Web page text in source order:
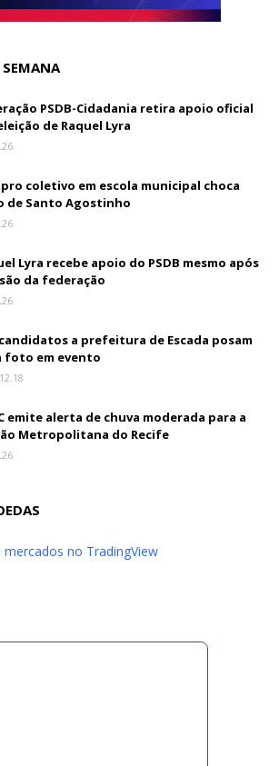
PSDB-Cidadania retira apoio oficial
de Raquel Lyra
coletivo em escola municipal choca
de Santo Agostinho
Lyra recebe apoio do PSDB mesmo após
da federação
a prefeitura de Escada posam
foto em evento
emite alerta de chuva moderada para a
Metropolitana do Recife
no TradingView